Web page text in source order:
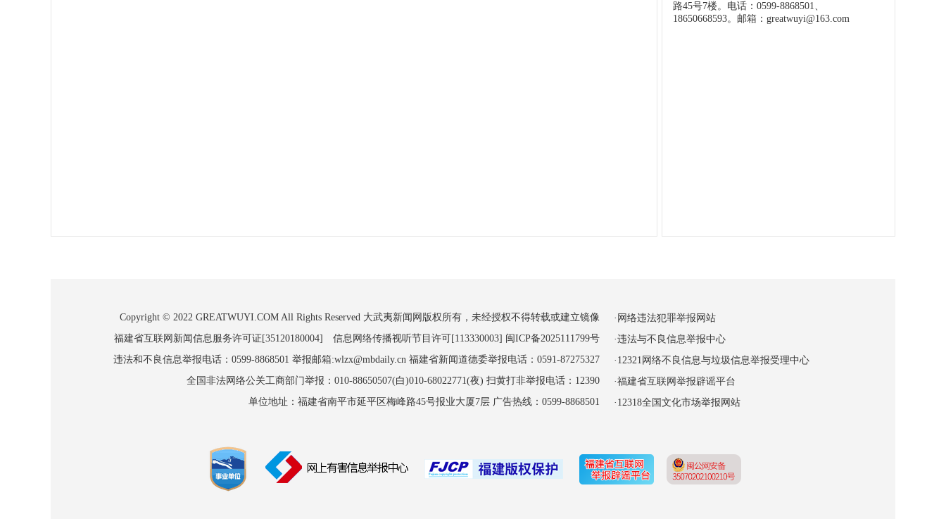
路45号7楼。电话：0599-8868501、
18650668593。邮箱：greatwuyi@163.com
Copyright © 2022 GREATWUYI.COM All Rights Reserved 大武夷新闻网版权所有，未经授权不得转载或建立镜像
福建省互联网新闻信息服务许可证[35120180004] 信息网络传播视听节目许可[113330003] 闽ICP备2025111799号
违法和不良信息举报电话：0599-8868501 举报邮箱:wlzx@mbdaily.cn 福建省新闻道德委举报电话：0591-87275327
全国非法网络公关工商部门举报：010-88650507(白)010-68022771(夜) 扫黄打非举报电话：12390
单位地址：福建省南平市延平区梅峰路45号报业大厦7层 广告热线：0599-8868501
·网络违法犯罪举报网站
·违法与不良信息举报中心
·12321网络不良信息与垃圾信息举报受理中心
·福建省互联网举报辟谣平台
·12318全国文化市场举报网站